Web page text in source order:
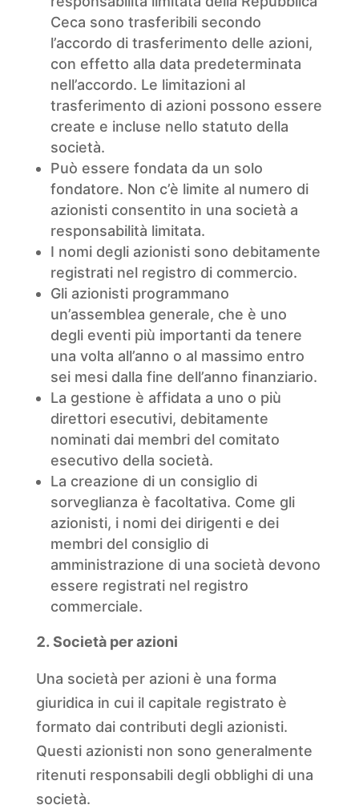
Ceca sono trasferibili secondo
l’accordo di trasferimento delle azioni,
con effetto alla data predeterminata
nell’accordo. Le limitazioni al
trasferimento di azioni possono essere
create e incluse nello statuto della
società.
Può essere fondata da un solo
fondatore. Non c’è limite al numero di
azionisti consentito in una società a
responsabilità limitata.
I nomi degli azionisti sono debitamente
registrati nel registro di commercio.
Gli azionisti programmano
un’assemblea generale, che è uno
degli eventi più importanti da tenere
una volta all’anno o al massimo entro
sei mesi dalla fine dell’anno finanziario.
La gestione è affidata a uno o più
direttori esecutivi, debitamente
nominati dai membri del comitato
esecutivo della società.
La creazione di un consiglio di
sorveglianza è facoltativa. Come gli
azionisti, i nomi dei dirigenti e dei
membri del consiglio di
amministrazione di una società devono
essere registrati nel registro
commerciale.
Società per azioni
Una società per azioni è una forma
giuridica in cui il capitale registrato è
formato dai contributi degli azionisti.
Questi azionisti non sono generalmente
ritenuti responsabili degli obblighi di una
società.